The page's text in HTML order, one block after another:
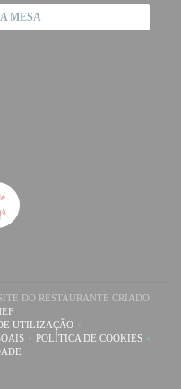
MESA
DO RESTAURANTE CRIADO
((ABRE NUMA NOVA JANELA))
JANELA))
UTILIZAÇÃO
((ABRE NUMA NOVA JANELA))
JANELA))
POLÍTICA DE COOKIES
((ABRE NUMA
NUMA NOVA JANELA))